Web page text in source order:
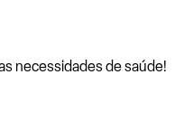
necessidades de saúde!